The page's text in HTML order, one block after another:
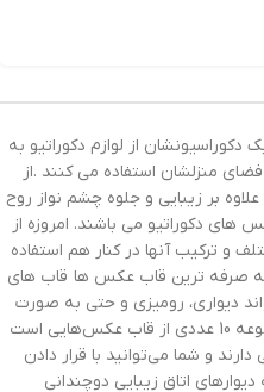
از لوازم دکوراتیو به
منزلشان استفاده می کنند .از
بر زیبایی و جلوه چشم نواز روح
های دکوراتیو می باشند. امروزه از
و ترکیب آنها در کنار هم استفاده
صرفه ترین قاب عکس ها قاب های
دیواری، رومیزی و حتی به صورت
استند باشد. قاب عکس کد 210، یک مجموعه 10 عددی از قاب عکس‌هایی است
و شما می‌توانید با قرار دادن
اتاق زیبایی دوچندانی